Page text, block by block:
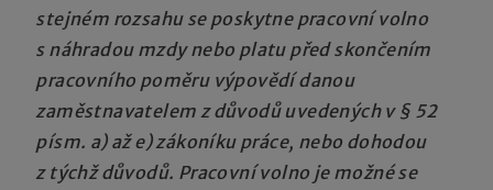
stejném rozsahu se poskytne pracovní volno
s náhradou mzdy nebo platu před skončením
pracovního poměru výpovědí danou
zaměstnavatelem z důvodů uvedených v § 52
písm. a) až e) zákoníku práce, nebo dohodou
z týchž důvodů. Pracovní volno je možné se